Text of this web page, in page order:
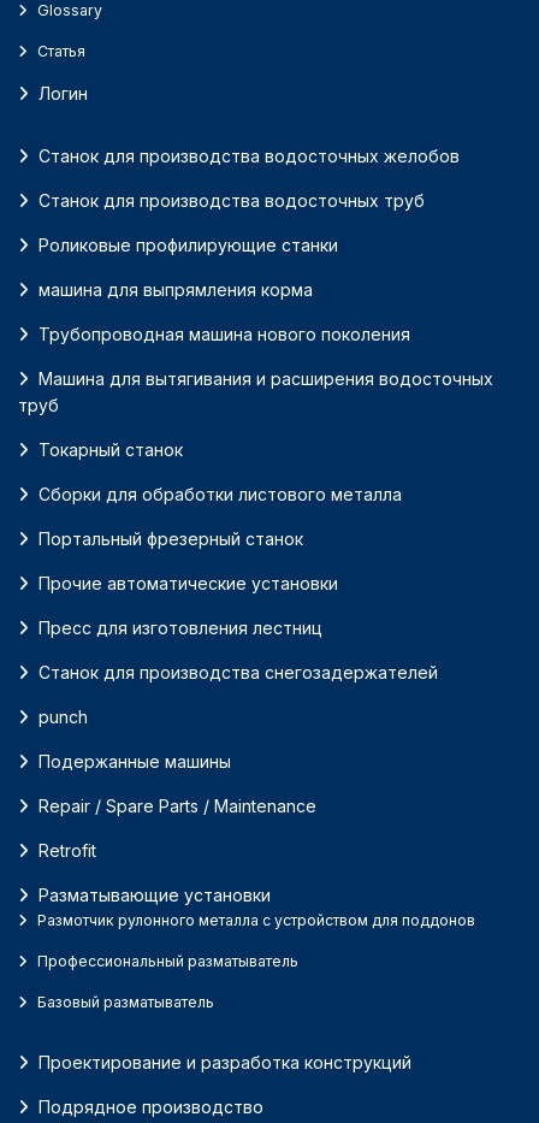
Glossary
Статья
Логин
Станок для производства водосточных желобов
Станок для производства водосточных труб
Роликовые профилирующие станки
машина для выпрямления корма
Трубопроводная машина нового поколения
Машина для вытягивания и расширения водосточных
труб
Токарный станок
Сборки для обработки листового металла
Портальный фрезерный станок
Прочие автоматические установки
Пресс для изготовления лестниц
Станок для производства снегозадержателей
punch
Подержанные машины
Repair / Spare Parts / Maintenance
Retrofit
Разматывающие установки
Размотчик рулонного металла с устройством для поддонов
Профессиональный разматыватель
Базовый разматыватель
Проектирование и разработка конструкций
Подрядное производство